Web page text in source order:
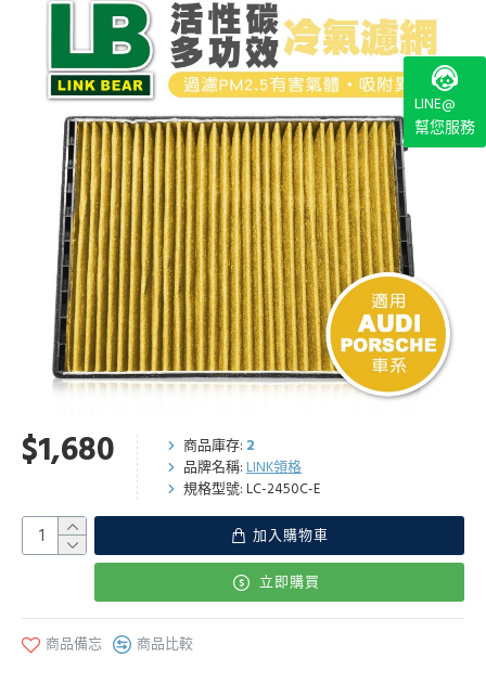
$1,680 商品庫存: 2
品牌名稱: LINK領格
規格型號: LC-2450C-E
加入購物車
立即購買
商品備忘 商品比較
LINE@
幫您服務